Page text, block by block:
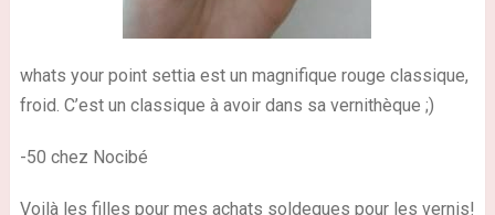
whats your point settia est un magnifique rouge classique,
froid. C’est un classique à avoir dans sa vernithèque ;)
-50 chez Nocibé
Voilà les filles pour mes achats soldeques pour les vernis!